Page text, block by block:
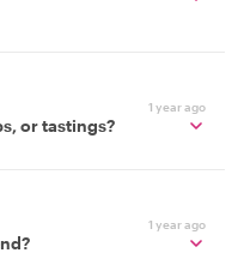
1 year ago
or tastings?
1 year ago